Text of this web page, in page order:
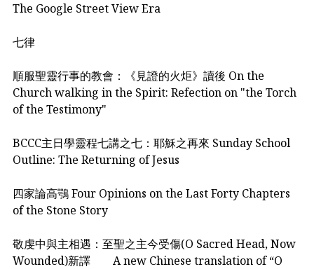
The Google Street View Era
七律
順服聖靈行事的教會：《見證的火炬》讀後 On the
Church walking in the Spirit: Refection on "the Torch
of the Testimony"
BCCC主日學靈程七講之七：耶穌之再來 Sunday School
Outline: The Returning of Jesus
四家論高鶚 Four Opinions on the Last Forty Chapters
of the Stone Story
敬虔中與主相遇：至聖之主今受傷(O Sacred Head, Now
Wounded)新譯 A new Chinese translation of “O